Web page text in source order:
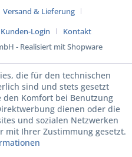
Versand & Lieferung
Kunden-Login
Kontakt
- Realisiert mit Shopware
die für den technischen
sind und stets gesetzt
den Komfort bei Benutzung
dienen oder die
und sozialen Netzwerken
mit Ihrer Zustimmung gesetzt.